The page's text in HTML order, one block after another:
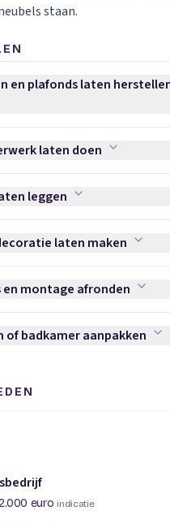
staan.
plafonds laten herstellen
en plafonds laten
laten doen afvinken
laten doen
afvinken
leggen
laten maken afvinken
laten maken
afronden afvinken
en montage afronden
aanpakken afvinken
of badkamer aanpakken
euro indicatie